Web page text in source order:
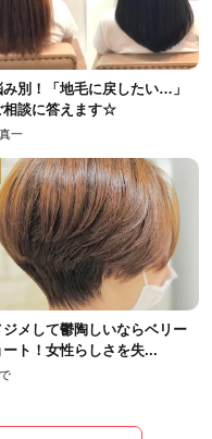
み別！「地毛に戻したい…」
相談に答えます☆
一
ジメして鬱陶しいならベリー
ート！女性らしさを失...